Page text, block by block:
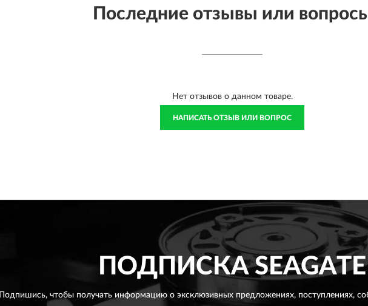
Последние отзывы или
Нет отзывов о данном товаре.
НАПИСАТЬ ОТЗЫВ ИЛИ ВОПРОС
ПОДПИСКАSEAGATE
Подпишись, чтобы получать информацию о эксклюзивных предложениях,поступлениях,